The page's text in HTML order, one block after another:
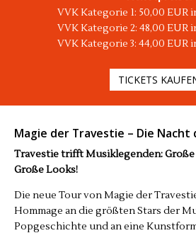
VVK Kategorie 1: 50,00 EUR
VVK Kategorie 2: 48,00 EUR
VVK Kategorie 3: 44,00 EUR
TICKETS
Magie der Travestie – Die Nacht
Travestie trifft Musiklegenden: Große
Große Looks!
Die neue Tour von Magie der
Hommage an die größten Stars der
Popgeschichte und an eine